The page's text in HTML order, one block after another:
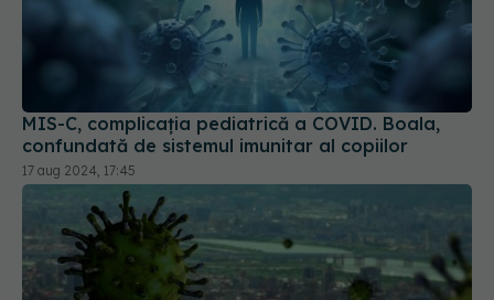
MIS-C, complicația pediatrică a COVID. Boala,
confundată de sistemul imunitar al copiilor
17 aug 2024, 17:45